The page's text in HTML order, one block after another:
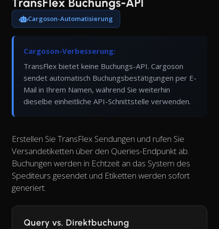
TransFlex Buchungs-API
Cargoson-Automatisierung
Cargoson-Verbesserung:
TransFlex bietet keine Buchungs-API. Cargoson
sendet automatisch Buchungsbestätigungen per E-
Mail in Ihrem Namen, während Sie weiterhin
dieselbe einheitliche API-Schnittstelle verwenden.
Erstellen Sie TransFlex Sendungen und rufen Sie
Versandetiketten über den Queries-Endpunkt ab.
Buchungen werden in Echtzeit an das System des
Spediteurs gesendet und Etiketten werden sofort
generiert.
Query vs. Direktbuchung